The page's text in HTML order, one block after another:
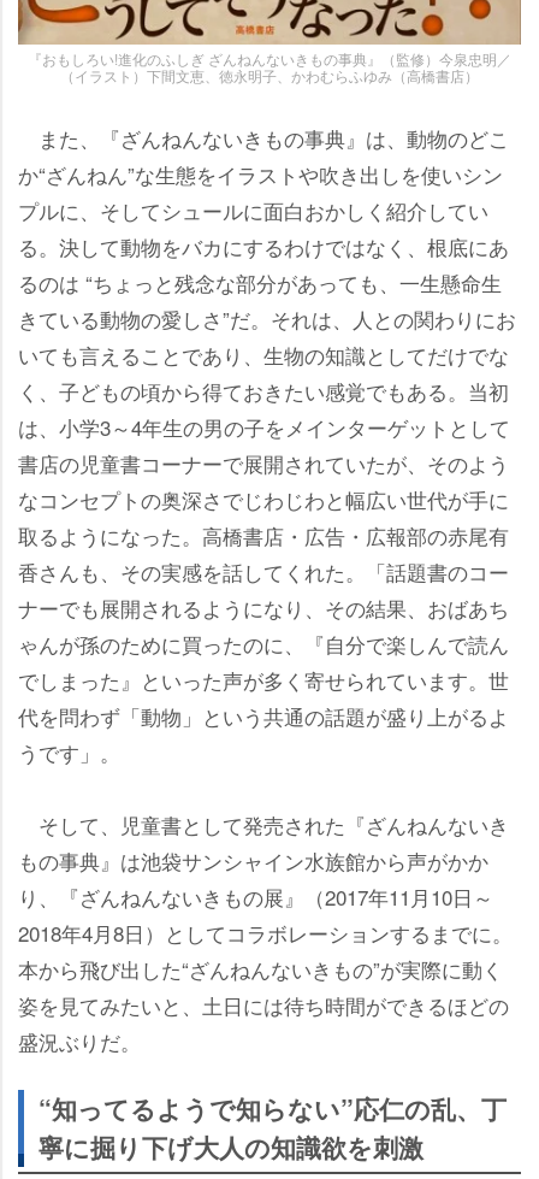
『おもしろい!進化のふしぎ ざんねんないきもの事典』（監修）今泉忠明／
（イラスト）下間文恵、徳永明子、かわむらふゆみ（高橋書店）
また、『ざんねんないきもの事典』は、動物のどこ
か“ざんねん”な生態をイラストや吹き出しを使いシン
プルに、そしてシュールに面白おかしく紹介してい
る。決して動物をバカにするわけではなく、根底にあ
るのは “ちょっと残念な部分があっても、一生懸命生
きている動物の愛しさ”だ。それは、人との関わりにお
いても言えることであり、生物の知識としてだけでな
く、子どもの頃から得ておきたい感覚でもある。当初
は、小学3～4年生の男の子をメインターゲットとして
書店の児童書コーナーで展開されていたが、そのよう
なコンセプトの奥深さでじわじわと幅広い世代が手に
取るようになった。高橋書店・広告・広報部の赤尾有
香さんも、その実感を話してくれた。「話題書のコー
ナーでも展開されるようになり、その結果、おばあち
ゃんが孫のために買ったのに、『自分で楽しんで読ん
でしまった』といった声が多く寄せられています。世
代を問わず「動物」という共通の話題が盛り上がるよ
うです」。
そして、児童書として発売された『ざんねんないき
もの事典』は池袋サンシャイン水族館から声がかか
り、『ざんねんないきもの展』（2017年11月10日～
2018年4月8日）としてコラボレーションするまでに。
本から飛び出した“ざんねんないきもの”が実際に動く
姿を見てみたいと、土日には待ち時間ができるほどの
盛況ぶりだ。
“知ってるようで知らない”応仁の乱、丁
寧に掘り下げ大人の知識欲を刺激